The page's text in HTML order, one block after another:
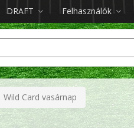
DRAFT Felhasználók
Wild Card vasárnap